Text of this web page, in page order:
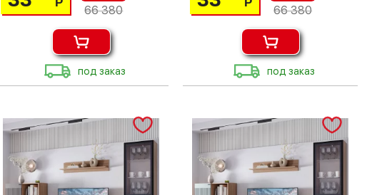
Р
66 380
под заказ
Р
66 380
под заказ